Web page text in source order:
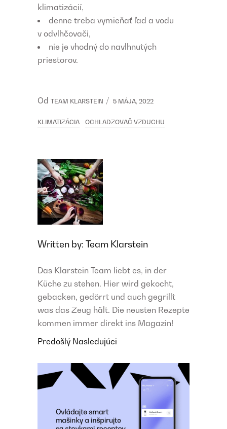
klimatizácií,
denne treba vymieňať ľad a vodu
v odvlhčovači,
nie je vhodný do navlhnutých
priestorov.
Od TEAM KLARSTEIN 5 MÁJA, 2022
KLIMATIZÁCIA OCHLADZOVAČ VZDUCHU
Written by: Team Klarstein
Das Klarstein Team liebt es, in der
Küche zu stehen. Hier wird gekocht,
gebacken, gedörrt und auch gegrillt
was das Zeug hält. Die neusten Rezepte
kommen immer direkt ins Magazin!
Predošlý Nasledujúci